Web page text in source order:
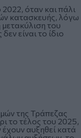
όταν και πάλι
κατασκευής, λόγω
του
είναι το ίδιο
της Τράπεζας
το τέλος του 2025,
αυξηθεί κατά